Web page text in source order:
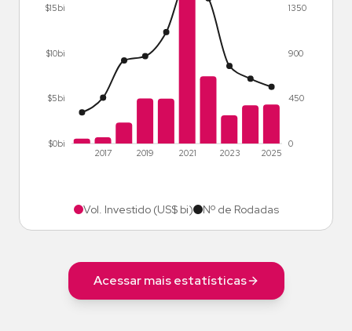
2017 2019 2021 2023 2025
$0bi
$5bi
$10bi
$15bi
0
450
900
1350
Vol. Investido (US$ bi) Nº de Rodadas
Acessar mais estatísticas